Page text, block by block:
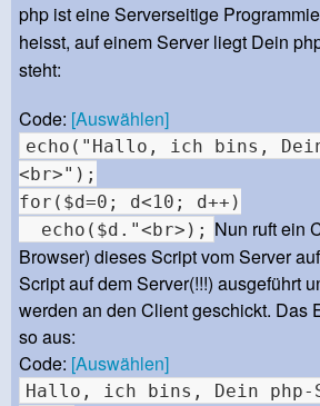
php ist eine Serverseitige
heisst, auf einem Server liegt Dein
steht:
Code: [Auswählen]
echo("Hallo, ich bins,
<br>");
for($d=0; d<10; d++)
echo($d."<br>); Nun ruft ein
Browser) dieses Script vom Server
Script auf dem Server(!!!) ausgeführt
werden an den Client geschickt. Das
so aus:
Code: [Auswählen]
Hallo, ich bins, Dein php-